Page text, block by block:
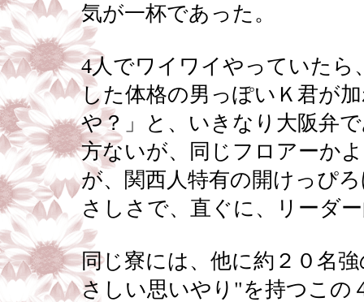
気が一杯であった。
4人でワイワイやっていたら
した体格の男っぽいＫ君が
や？」と、いきなり大阪弁
方ないが、同じフロアーか
が、関西人特有の開けっぴ
さしさで、直ぐに、リーダ
同じ寮には、他に約２０名
さしい思いやり"を持つこの